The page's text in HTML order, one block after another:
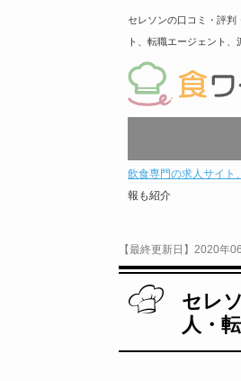
セレソンの口コミ・評判
ト、転職エージェント
飲食専門の求人サイト
報も紹介
【最終更新日】2020年
セレ
人・